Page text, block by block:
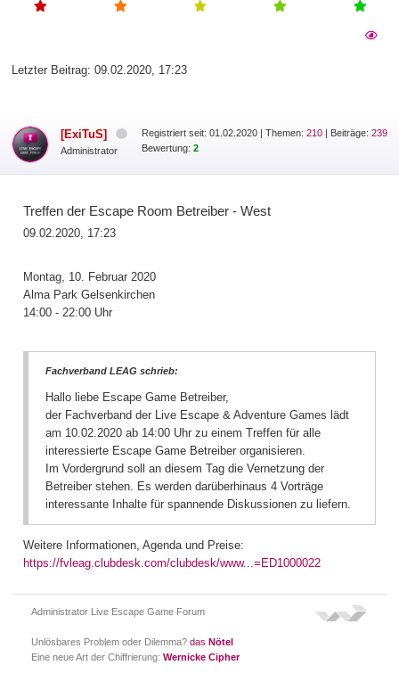
Letzter Beitrag: 09.02.2020, 17:23
[ExiTuS]
Administrator
Registriert seit: 01.02.2020 |Themen:210 | Beiträge:239
Bewertung:2
Treffen der Escape Room Betreiber - West
09.02.2020, 17:23
Montag, 10. Februar 2020
Alma Park Gelsenkirchen
14:00 - 22:00 Uhr
Fachverband LEAG schrieb:
Hallo liebe Escape Game Betreiber,
der Fachverband der Live Escape & Adventure Games lädt
am 10.02.2020 ab 14:00 Uhr zu einem Treffen für alle
interessierte Escape Game Betreiber organisieren.
Im Vordergrund soll an diesem Tag die Vernetzung der
Betreiber stehen. Es werden darüberhinaus 4 Vorträge
interessante Inhalte für spannende Diskussionen zu liefern.
Weitere Informationen, Agenda und Preise:
https://fvleag.clubdesk.com/clubdesk/www...=ED1000022
Administrator Live Escape Game Forum
Unlösbares Problem oder Dilemma? das Nötel
Eine neue Art der Chiffrierung: Wernicke Cipher